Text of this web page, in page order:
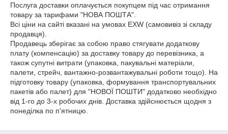
Послуга доставки оплачується покупцем під час отримання
товару за тарифами "НОВА ПОШТА".
Всі ціни на сайті вказані на умовах EXW (самовивіз зі складу
продавця).
Продавець зберігає за собою право стягувати додаткову
плату (компенсацію) за доставку товару до перевізника, а
також супутні витрати (упаковка, пакувальні матеріали,
палети, стрейч, вантажно-розвантажувальні роботи тощо). На
підготовку товару (упаковка, формування транспортувальних
пакетів або палет) для "НОВОЇ ПОШТИ" додатково необхідно
від 1-го до 3-х робочих днів. Доставка здійснюється щодня з
понеділка по п'ятницю.